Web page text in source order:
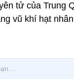
tử của Trung
vũ khí hạt nhân